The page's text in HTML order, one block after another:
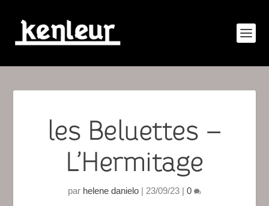
les Beluettes –
L’Hermitage
par helene danielo | 23/09/23 | 0